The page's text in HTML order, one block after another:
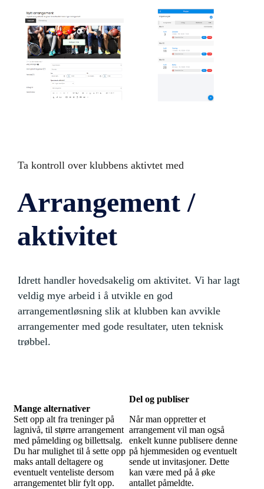
Ta kontroll over klubbens aktivtet med
Arrangement /
aktivitet
Idrett handler hovedsakelig om aktivitet. Vi har lagt
veldig mye arbeid i å utvikle en god
arrangementløsning slik at klubben kan avvikle
arrangementer med gode resultater, uten teknisk
trøbbel.
Mange alternativer
Sett opp alt fra treninger på
lagnivå, til større arrangement
med påmelding og billettsalg.
Du har mulighet til å sette opp
maks antall deltagere og
eventuelt venteliste dersom
arrangementet blir fylt opp.
Del og publiser
Når man oppretter et
arrangement vil man også
enkelt kunne publisere denne
på hjemmesiden og eventuelt
sende ut invitasjoner. Dette
kan være med på å øke
antallet påmeldte.